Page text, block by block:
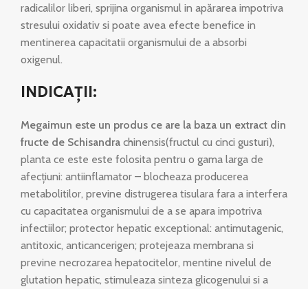
radicalilor liberi, sprijina organismul in apărarea impotriva
stresului oxidativ si poate avea efecte benefice in
mentinerea capacitatii organismului de a absorbi
oxigenul.
INDICAŢII:
Megaimun este un produs ce are la baza un extract din
fructe de Schisandra chinensis(fructul cu cinci gusturi),
planta ce este este folosita pentru o gama larga de
afecţiuni: antiinflamator – blocheaza producerea
metabolitilor, previne distrugerea tisulara fara a interfera
cu capacitatea organismului de a se apara impotriva
infectiilor; protector hepatic exceptional: antimutagenic,
antitoxic, anticancerigen; protejeaza membrana si
previne necrozarea hepatocitelor, mentine nivelul de
glutation hepatic, stimuleaza sinteza glicogenului si a